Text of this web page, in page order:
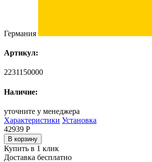
Германия
Артикул:
2231150000
Наличие:
уточните у менеджера
Характеристики Установка
42939 Р
В корзину
Купить в 1 клик
Доставка бесплатно